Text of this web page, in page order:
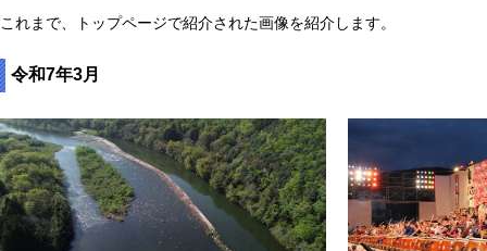
これまで、トップページで紹介された画像を紹介します。
令和7年3月